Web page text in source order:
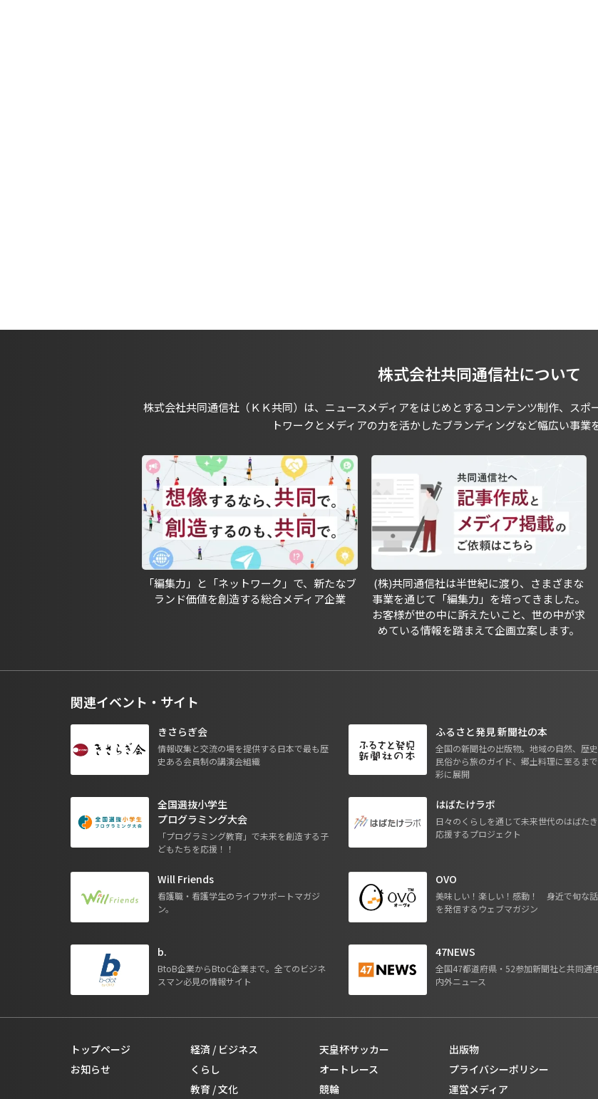
株式会社共同通信社について
株式会社共同通信社（ＫＫ共同）は、ニュースメディアをはじめとするコンテンツ制作、ス
トワークとメディアの力を活かしたブランディングなど幅広い事業
「編集力」と「ネットワーク」で、新たなブ
ランド価値を創造する総合メディア企業
(株)共同通信社は半世紀に渡り、さまざまな
事業を通じて「編集力」を培ってきました。
お客様が世の中に訴えたいこと、世の中が求
めている情報を踏まえて企画立案します。
関連イベント・サイト
きさらぎ会
情報収集と交流の場を提供する日本で最も歴
史ある会員制の講演会組織
ふるさと発見 新聞社の本
全国の新聞社の出版物。地域の自然、歴史
民俗から旅のガイド、郷土料理に至るま
彩に展開
全国選抜小学生
プログラミング大会
「プログラミング教育」で未来を創造する子
どもたちを応援！！
はばたけラボ
日々のくらしを通じて未来世代のはばた
応援するプロジェクト
Will Friends
看護職・看護学生のライフサポートマガジ
ン。
OVO
美味しい！楽しい！感動！ 身近で旬な
を発信するウェブマガジン
b.
BtoB企業からBtoC企業まで。全てのビジネ
スマン必見の情報サイト
47NEWS
全国47都道府県・52参加新聞社と共同通
内外ニュース
トップページ
お知らせ
経済 / ビジネス
くらし
教育 / 文化
天皇杯サッカー
オートレース
競輪
出版物
プライバシーポリシー
運営メディア